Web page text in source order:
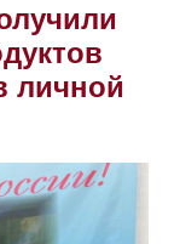
личной